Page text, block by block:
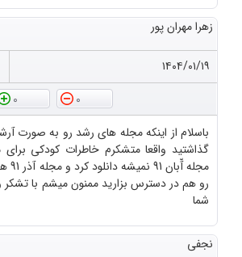
زهرا مهران پور
۱۴۰۴/۰۱/۱۹
0
0
باسلام از اینکه مجله های رشد رو به صورت
گذاشتید واقعا متشکرم خاطرات کودکی
مجله
رو هم در دسترس بزارید ممنون میشم با تشکر
شما
نجفی